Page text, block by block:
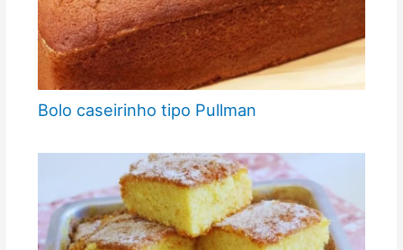
Bolo caseirinho tipo Pullman